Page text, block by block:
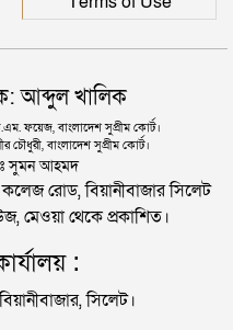
ফাইনালে অপ্রতিরোধ্য স্পেন
‘আমাকে সম্মান দিয়ে কথা বলো’
দেওয়া নিয়ে পররাষ্ট্র
কে কোথায়?
বীরত্বের স্মারকস্তম্ভ:
আব্দুল খালিক
ফয়েজ, বাংলাদেশ সুপ্রীম কোর্ট।
চৌধুরী, বাংলাদেশ সুপ্রীম কোর্ট।
সুমন আহমদ
কলেজ রোড, বিয়ানীবাজার সিলেট
মেওয়া থেকে প্রকাশিত।
:
সিলেট।